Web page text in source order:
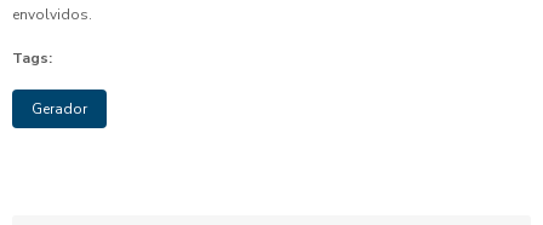
envolvidos.
Tags:
Gerador